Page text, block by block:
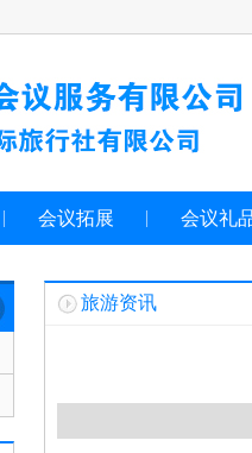
会议拓展 会议礼
旅游资讯